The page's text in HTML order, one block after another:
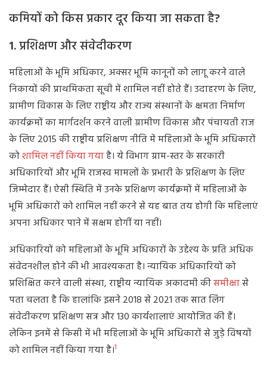
कमियोंकोकिसप्रकारदूरकियाजासकताहै?
1.प्रशिक्षणऔरसंवेदीकरण
महिलाओं के भूमि अधिकार, अक्सर भूमि कानूनों को लागू करने वाले
निकायों की प्राथमिकता सूची में शामिल नहीं होते हैं। उदाहरण के लिए,
ग्रामीण विकास के लिए राष्ट्रीय और राज्य संस्थानों के क्षमता निर्माण
कार्यक्रमों का मार्गदर्शन करने वाली ग्रामीण विकास और पंचायती राज
के लिए 2015 की राष्ट्रीय प्रशिक्षण नीति में महिलाओं के भूमि अधिकारों
कोशामिल नहीं किया गयाहै। ये विभाग ग्राम-स्तर के सरकारी
अधिकारियों और भूमि राजस्व मामलों के प्रभारी के प्रशिक्षण के लिए
जिम्मेदार हैं। ऐसी स्थिति में उनके प्रशिक्षण कार्यक्रमों में महिलाओं के
भूमि अधिकारों को शामिल नहीं करने से यह बात तय होगी कि महिलाएं
अपना अधिकार पाने में सक्षम होगीं या नहीं।
अधिकारियों को महिलाओं के भूमि अधिकारों के उद्देश्य के प्रति अधिक
संवेदनशील होने की भी आवश्यकता है। न्यायिक अधिकारियों को
प्रशिक्षित करने वाली संस्था, राष्ट्रीय न्यायिक अकादमी कीसमीक्षासे
पता चलता है कि हालांकि इसने 2018 से 2021 तक सात लिंग
संवेदीकरण प्रशिक्षण सत्र और 130 कार्यशालाएं आयोजित की हैं।
लेकिन इनमें से किसी में भी महिलाओं के भूमि अधिकारों से जुड़े विषयों
को शामिल नहीं किया गया है।1